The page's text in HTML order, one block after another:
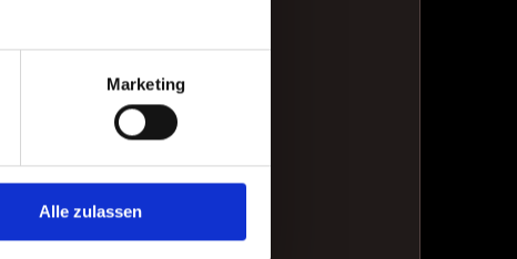
Marketing
Alle zulassen
✓ Notrufsystem
Reifendruckkontrolle
Schaltwippen
✓ Soundsystem